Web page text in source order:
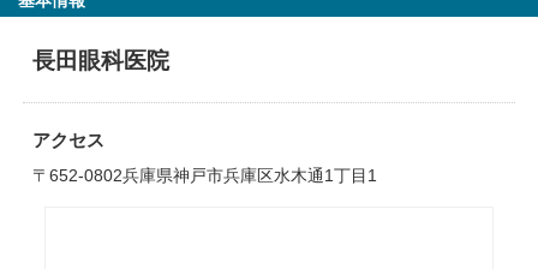
長田眼科医院
アクセス
〒652-0802兵庫県神戸市兵庫区水木通1丁目1